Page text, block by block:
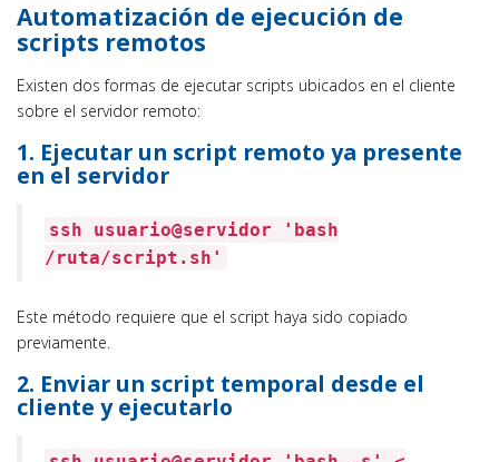
Automatización de ejecución de
scripts remotos
Existen dos formas de ejecutar scripts ubicados en el cliente
sobre el servidor remoto:
1. Ejecutar un script remoto ya presente
en el servidor
ssh usuario@servidor
'bash
/ruta/script.sh'
Este método requiere que el script haya sido copiado
previamente.
2. Enviar un script temporal desde el
cliente y ejecutarlo